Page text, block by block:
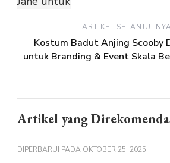
ARTIKEL
Kostum Badut Anjing Scooby
untuk Branding & Event Skala
Artikel yang
DIPERBARUI PADA OKTOBER 25, 2025